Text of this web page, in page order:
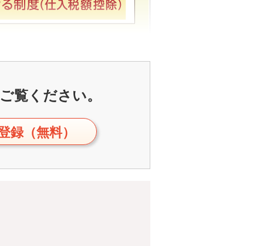
覧ください。
録（無料）